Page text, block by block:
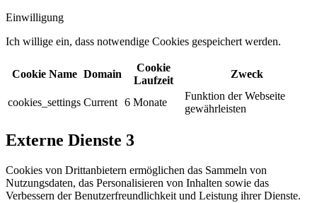
Einwilligung
Ich willige ein, dass notwendige Cookies gespeichert werden.​
Cookie Name Domain
Cookie
Laufzeit
Zweck
cookies_settings Current 6 Monate
Funktion der Webseite
gewährleisten
Externe Dienste 3
Cookies von Drittanbietern ermöglichen das Sammeln von
Nutzungsdaten, das Personalisieren von Inhalten sowie das
Verbessern der Benutzerfreundlichkeit und Leistung ihrer Dienste.